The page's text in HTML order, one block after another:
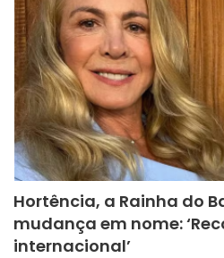
Hortência, a Rainha do
mudança em nome:
internacional’